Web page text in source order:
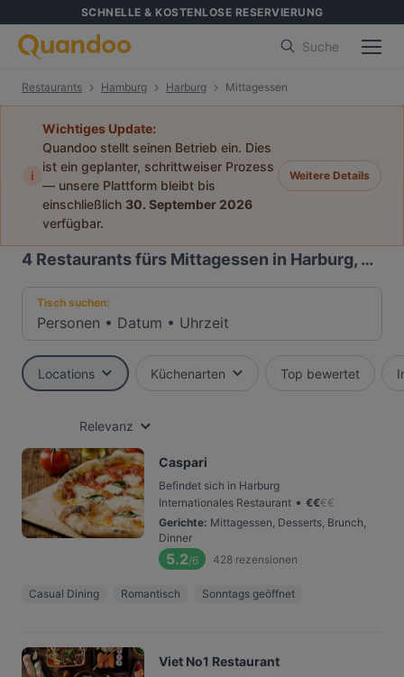
SCHNELLE & KOSTENLOSE RESERVIERUNG
Suche
Restaurants Hamburg Harburg Mittagessen
i
Wichtiges Update:
Quandoo stellt seinen Betrieb ein. Dies
ist ein geplanter, schrittweiser Prozess
— unsere Plattform bleibt bis
einschließlich 30. September 2026
verfügbar.
Weitere Details
4 Restaurants fürs Mittagessen in Harburg, Hamburg
Tisch suchen:
Personen • Datum • Uhrzeit
Locations Küchenarten Top bewertet
Relevanz
Caspari
Befindet sich in Harburg
Internationales Restaurant • €€€€
Gerichte: Mittagessen, Desserts, Brunch,
Dinner
5.2/6 428 rezensionen
Casual Dining Romantisch Sonntags geöffnet
Viet No1 Restaurant